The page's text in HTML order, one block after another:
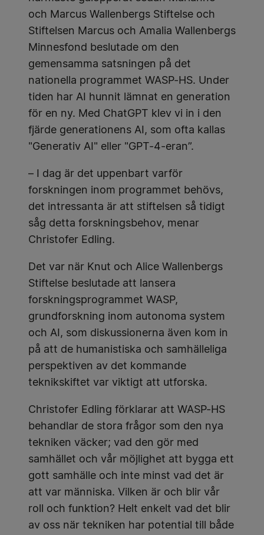
och Marcus Wallenbergs Stiftelse och
Stiftelsen Marcus och Amalia Wallenbergs
Minnesfond beslutade om den
gemensamma satsningen på det
nationella programmet WASP-HS. Under
tiden har AI hunnit lämnat en generation
för en ny. Med ChatGPT klev vi in i den
fjärde generationens AI, som ofta kallas
"Generativ AI" eller "GPT-4-eran”.
– I dag är det uppenbart varför
forskningen inom programmet behövs,
det intressanta är att stiftelsen så tidigt
såg detta forskningsbehov, menar
Christofer Edling.
Det var när Knut och Alice Wallenbergs
Stiftelse beslutade att lansera
forskningsprogrammet WASP,
grundforskning inom autonoma system
och AI, som diskussionerna även kom in
på att de humanistiska och samhälleliga
perspektiven av det kommande
teknikskiftet var viktigt att utforska.
Christofer Edling förklarar att WASP-HS
behandlar de stora frågor som den nya
tekniken väcker; vad den gör med
samhället och vår möjlighet att bygga ett
gott samhälle och inte minst vad det är
att var människa. Vilken är och blir vår
roll och funktion? Helt enkelt vad det blir
av oss när tekniken har potential till både